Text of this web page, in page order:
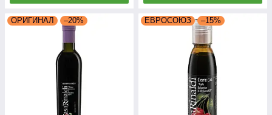
ОРИГИНАЛ –20% ЕВРОСОЮЗ –15%